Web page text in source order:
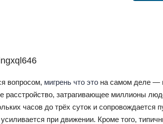
вопросом, мигрень что это на самом деле —
расстройство, затрагивающее миллионы
часов до трёх суток и сопровождается
при движении. Кроме того,